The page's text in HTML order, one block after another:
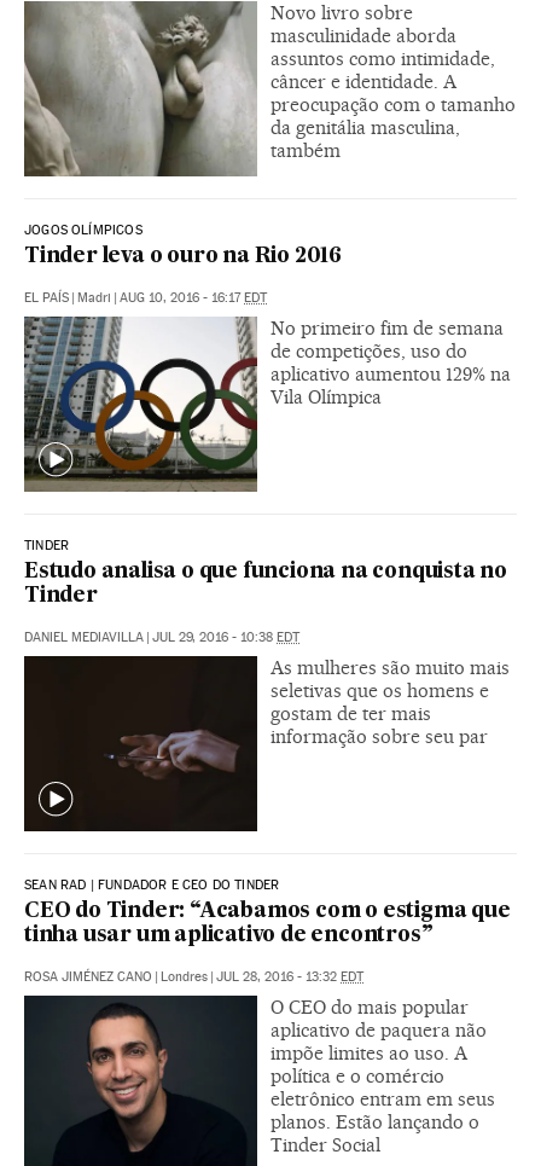
Novo livro sobre
masculinidade aborda
assuntos como intimidade,
câncer e identidade. A
preocupação com o tamanho
da genitália masculina,
também
JOGOS OLÍMPICOS
Tinder leva o ouro na Rio 2016
EL PAÍS Madri AUG 10, 2016 - 16:17 EDT
No primeiro fim de semana
de competições, uso do
aplicativo aumentou 129% na
Vila Olímpica
TINDER
Estudo analisa o que funciona na conquista no
Tinder
DANIEL MEDIAVILLA | JUL 29, 2016 - 10:38 EDT
As mulheres são muito mais
seletivas que os homens e
gostam de ter mais
informação sobre seu par
SEAN RAD | FUNDADOR E CEO DO TINDER
CEO do Tinder: “Acabamos com o estigma que
tinha usar um aplicativo de encontros”
ROSA JIMÉNEZ CANO | Londres | JUL 28, 2016 - 13:32 EDT
O CEO do mais popular
aplicativo de paquera não
impõe limites ao uso. A
política e o comércio
eletrônico entram em seus
planos. Estão lançando o
Tinder Social